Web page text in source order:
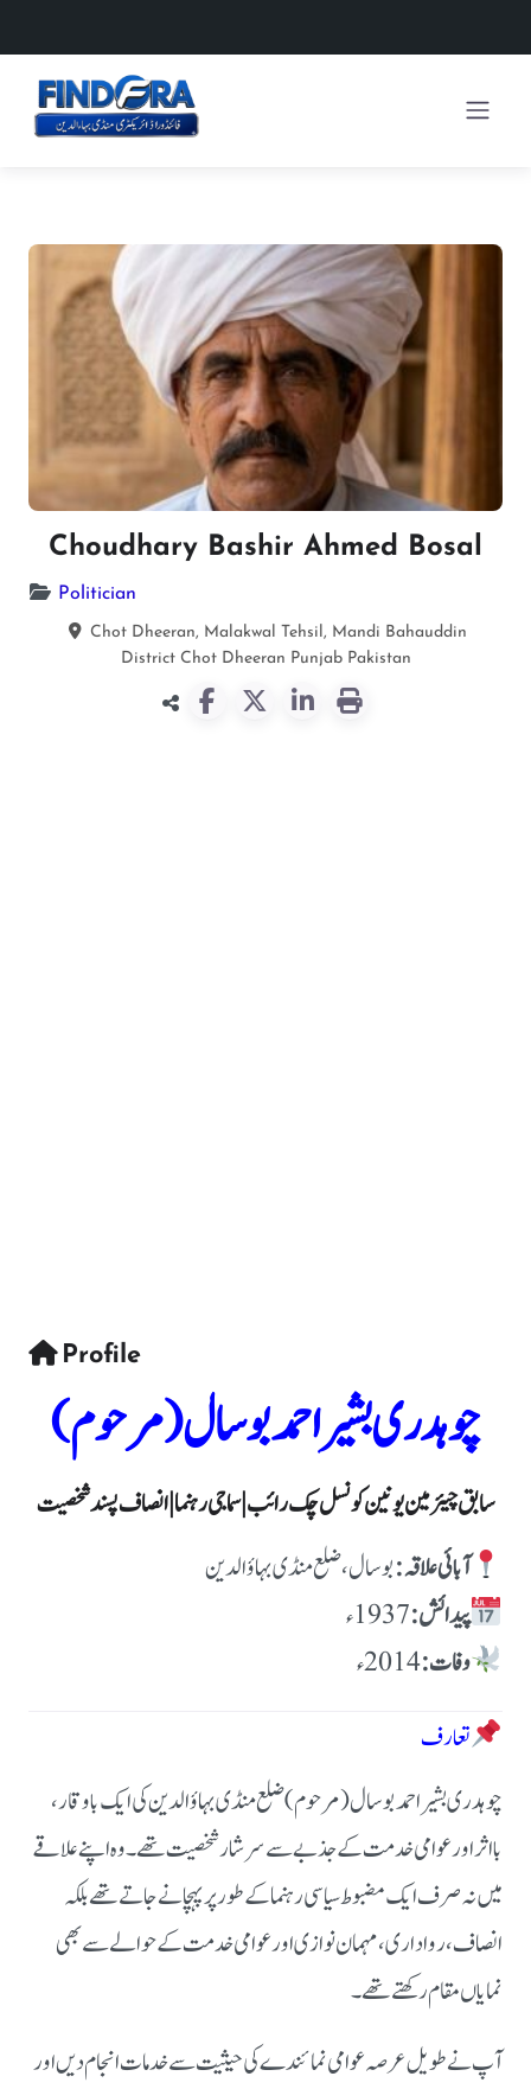
Choudhary Bashir Ahmed Bosal
Politician
Chot Dheeran, Malakwal Tehsil, Mandi Bahauddin
District Chot Dheeran Punjab Pakistan
Profile
چوہدری بشیر احمد بوسال (مرحوم)
سابق چیئرمین یونین کونسل چک رائب | سماجی رہنما | انصاف پسند شخصیت
آبائی علاقہ:بوسال، ضلع منڈی بہاؤالدین
پیدائش:
وفات:
2014ء
تعارف
چوہدری بشیر احمد بوسال (مرحوم) ضلع منڈی بہاؤالدین کی ایک باوقار،
بااثر اور عوامی خدمت کے جذبے سے سرشار شخصیت تھے۔ وہ اپنے علاقے
میں نہ صرف ایک مضبوط سیاسی رہنما کے طور پر پہچانے جاتے تھے بلکہ
انصاف، رواداری، مہمان نوازی اور عوامی خدمت کے حوالے سے بھی
نمایاں مقام رکھتے تھے۔
آپ نے طویل عرصہ عوامی نمائندے کی حیثیت سے خدمات انجام دیں اور